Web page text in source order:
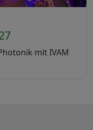
mit IVAM